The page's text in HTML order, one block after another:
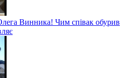
Винника! Чим співак обурив